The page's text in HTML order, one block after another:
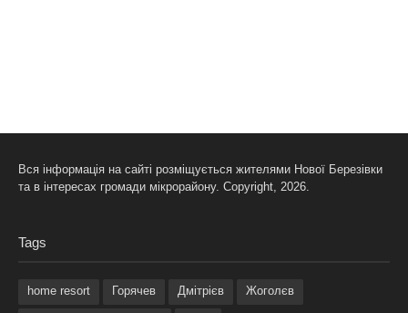
Вся інформація на сайті розміщується жителями Нової Березівки
та в інтересах громади мікрорайону. Copyright, 2026.
Tags
home resort Горячев Дмітрієв Жоголєв